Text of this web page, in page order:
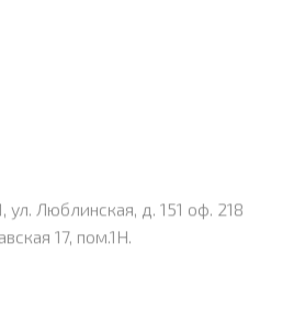
ул. Люблинская, д. 151 оф. 218
17, пом.1H.